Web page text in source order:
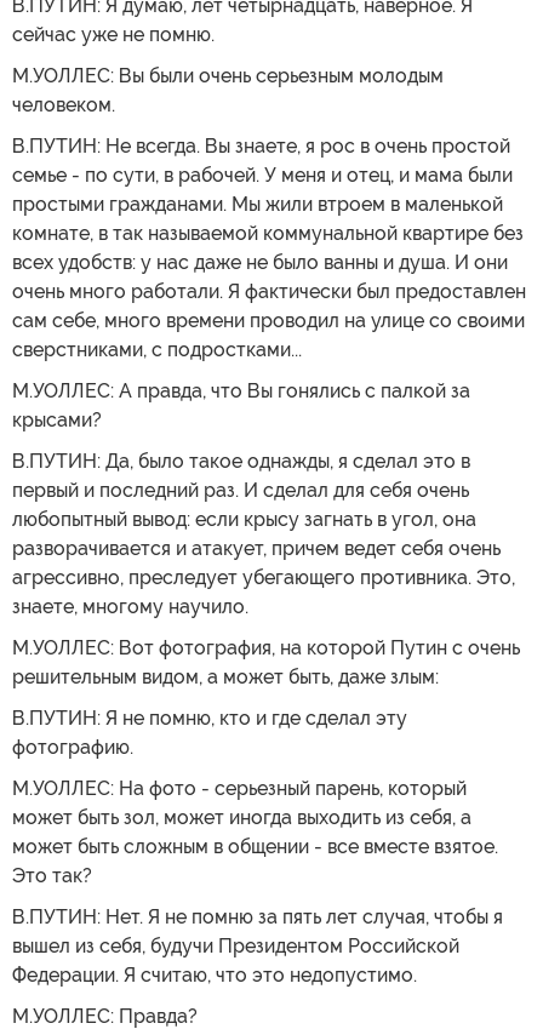
В.ПУТИН: Я думаю, лет четырнадцать, наверное. Я
сейчас уже не помню.
М.УОЛЛЕС: Вы были очень серьезным молодым
человеком.
В.ПУТИН: Не всегда. Вы знаете, я рос в очень простой
семье - по сути, в рабочей. У меня и отец, и мама были
простыми гражданами. Мы жили втроем в маленькой
комнате, в так называемой коммунальной квартире без
всех удобств: у нас даже не было ванны и душа. И они
очень много работали. Я фактически был предоставлен
сам себе, много времени проводил на улице со своими
сверстниками, с подростками...
М.УОЛЛЕС: А правда, что Вы гонялись с палкой за
крысами?
В.ПУТИН: Да, было такое однажды, я сделал это в
первый и последний раз. И сделал для себя очень
любопытный вывод: если крысу загнать в угол, она
разворачивается и атакует, причем ведет себя очень
агрессивно, преследует убегающего противника. Это,
знаете, многому научило.
М.УОЛЛЕС: Вот фотография, на которой Путин с очень
решительным видом, а может быть, даже злым:
В.ПУТИН: Я не помню, кто и где сделал эту
фотографию.
М.УОЛЛЕС: На фото - серьезный парень, который
может быть зол, может иногда выходить из себя, а
может быть сложным в общении - все вместе взятое.
Это так?
В.ПУТИН: Нет. Я не помню за пять лет случая, чтобы я
вышел из себя, будучи Президентом Российской
Федерации. Я считаю, что это недопустимо.
М.УОЛЛЕС: Правда?